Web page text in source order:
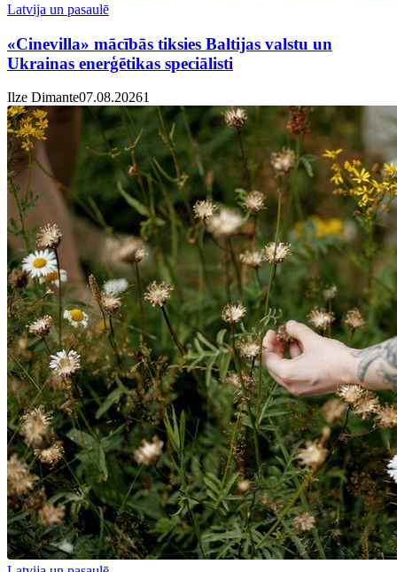
Latvija un pasaulē
«Cinevilla» mācībās tiksies Baltijas valstu un
Ukrainas enerģētikas speciālisti
Ilze Dimante07.08.20261